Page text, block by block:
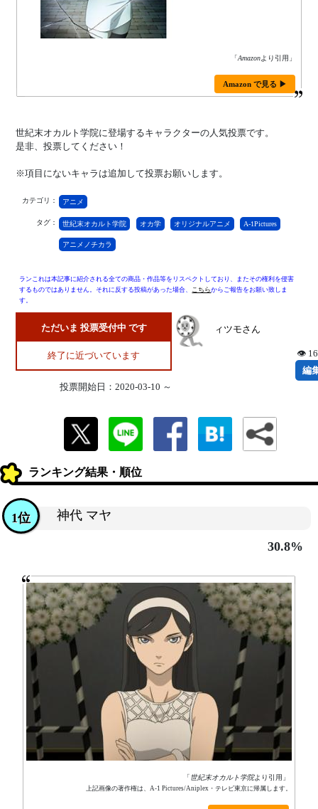
「Amazonより引用」
Amazon で見る ▶
世紀末オカルト学院に登場するキャラクターの人気投票です。
是非、投票してください！
※項目にないキャラは追加して投票お願いします。
カテゴリ： アニメ
タグ： 世紀末オカルト学院 オカ学 オリジナルアニメ A-1Pictures
アニメノチカラ
ランこれは本記事に紹介される全ての商品・作品等をリスペクトしており、またその権利を侵害
するものではありません。それに反する投稿があった場合、 こちらからご報告をお願い致しま
す。
ただいま 投票受付中 です
終了に近づいています
投票開始日：2020-03-10 ～
ィツモさん
👁
編
ランキング結果・順位
神代 マヤ
1位
30.8%
「世紀末オカルト学院より引用」
上記画像の著作権は、A-1 Pictures/Aniplex・テレビ東京に帰属します。